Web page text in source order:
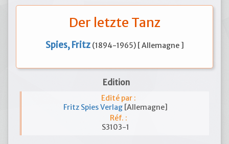
Der letzte Tanz
Spies, Fritz (1894-1965) [ Allemagne ]
Edition
Edité par :
Fritz Spies Verlag [Allemagne]
Réf. :
S3103-1